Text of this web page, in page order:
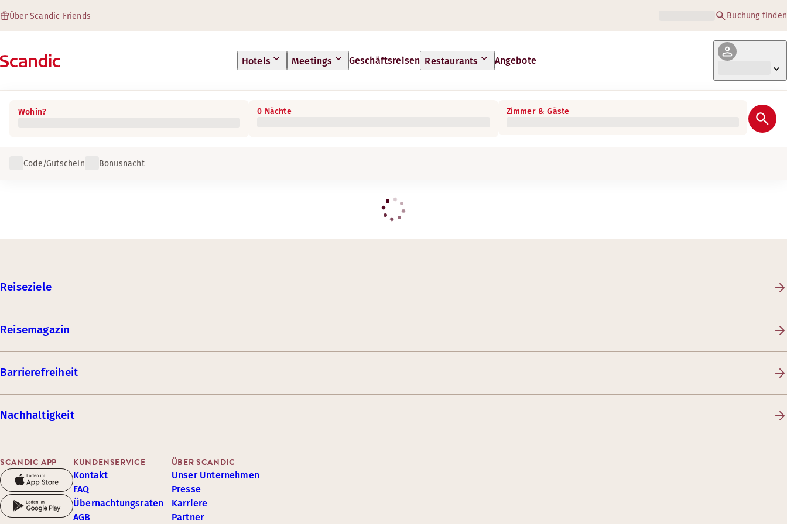
Über Scandic Friends Buchung finden
Hotels Meetings Geschäftsreisen Restaurants Angebote
Wohin? 0 Nächte Zimmer & Gäste
Code/Gutschein Bonusnacht
Reiseziele
Reisemagazin
Barrierefreiheit
Nachhaltigkeit
SCANDIC APP KUNDENSERVICE
Kontakt
FAQ
Übernachtungsraten
AGB
ÜBER SCANDIC
Unser Unternehmen
Presse
Karriere
Partner